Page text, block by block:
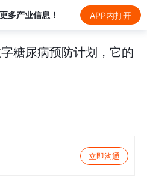
多产业信息！ APP内打开
糖尿病预防计划，它的
立即沟通